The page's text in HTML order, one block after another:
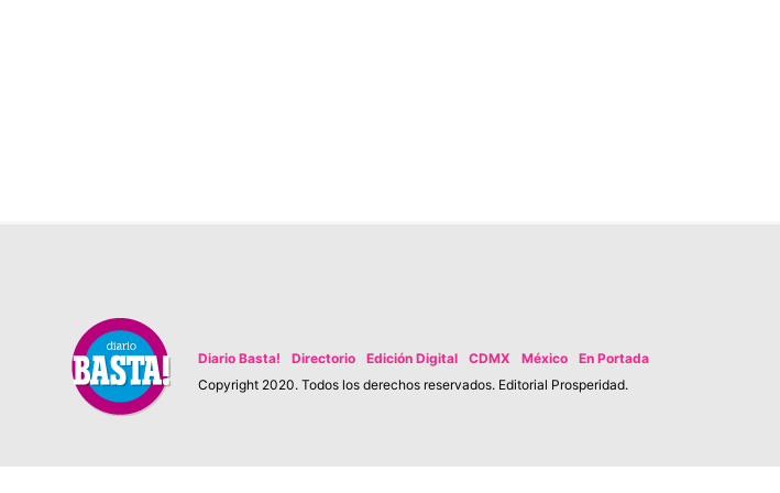
Diario Basta! Directorio Edición Digital CDMX México
En Portada
Copyright 2020. Todos los derechos reservados. Editorial Prosperidad.